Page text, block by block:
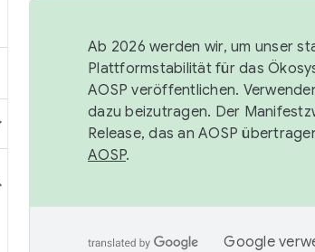
Ab 2026 werden wir, um unser
Plattformstabilität für das
AOSP veröffentlichen.
dazu beizutragen. Der
Release, das an AOSP
AOSP.
Google